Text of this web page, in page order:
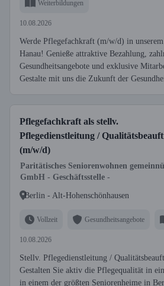
Weiterbildungen
10.08.2026
Werde Pflegefachkraft (m/w/d) in
Hanau! Genieße attraktive Bezahlung,
Gesundheitsangebote und exklusive
Gestalte mit uns die Zukunft der
Pflegefachkraft als stellv.
Pflegedienstleitung /
(m/w/d)
Paritätisches Seniorenwohnen
GmbH - Geschäftsstelle -
Berlin - Alt-Hohenschönhausen
Vollzeit Gesundheitsangebote
10.08.2026
Stellv. Pflegedienstleitung /
Gestalten Sie aktiv die Pflegequalität in
in einem der größten Seniorenheime in